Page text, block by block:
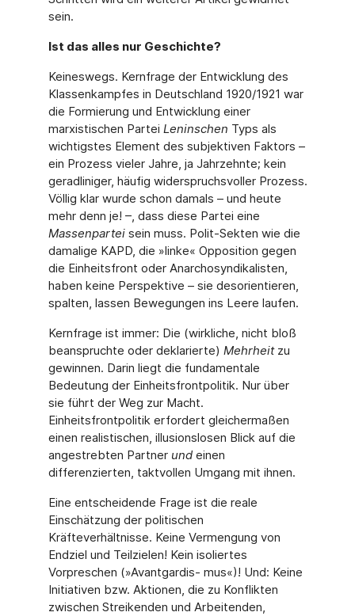
sein.
Ist das alles nur Geschichte?
Keineswegs. Kernfrage der Entwicklung des
Klassenkampfes in Deutschland 1920/1921 war
die Formierung und Entwicklung einer
marxistischen Partei Leninschen Typs als
wichtigstes Element des subjektiven Faktors –
ein Prozess vieler Jahre, ja Jahrzehnte; kein
geradliniger, häufig widerspruchsvoller Prozess.
Völlig klar wurde schon damals – und heute
mehr denn je! –, dass diese Partei eine
Massenpartei sein muss. Polit-Sekten wie die
damalige KAPD, die »linke« Opposition gegen
die Einheitsfront oder Anarchosyndikalisten,
haben keine Perspektive – sie desorientieren,
spalten, lassen Bewegungen ins Leere laufen.
Kernfrage ist immer: Die (wirkliche, nicht bloß
beanspruchte oder deklarierte) Mehrheit zu
gewinnen. Darin liegt die fundamentale
Bedeutung der Einheitsfrontpolitik. Nur über
sie führt der Weg zur Macht.
Einheitsfrontpolitik erfordert gleichermaßen
einen realistischen, illusionslosen Blick auf die
angestrebten Partner und einen
differenzierten, taktvollen Umgang mit ihnen.
Eine entscheidende Frage ist die reale
Einschätzung der politischen
Kräfteverhältnisse. Keine Vermengung von
Endziel und Teilzielen! Kein isoliertes
Vorpreschen (»Avantgardis- mus«)! Und: Keine
Initiativen bzw. Aktionen, die zu Konflikten
zwischen Streikenden und Arbeitenden,